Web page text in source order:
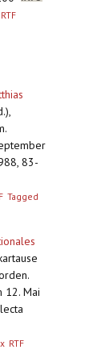
RTF
83-
Tagged
12. Mai
RTF